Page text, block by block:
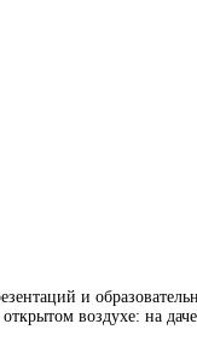
и
воздухе: на